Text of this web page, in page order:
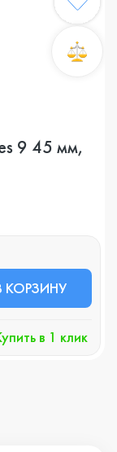
9 45 мм,
КОРЗИНУ
в 1 клик